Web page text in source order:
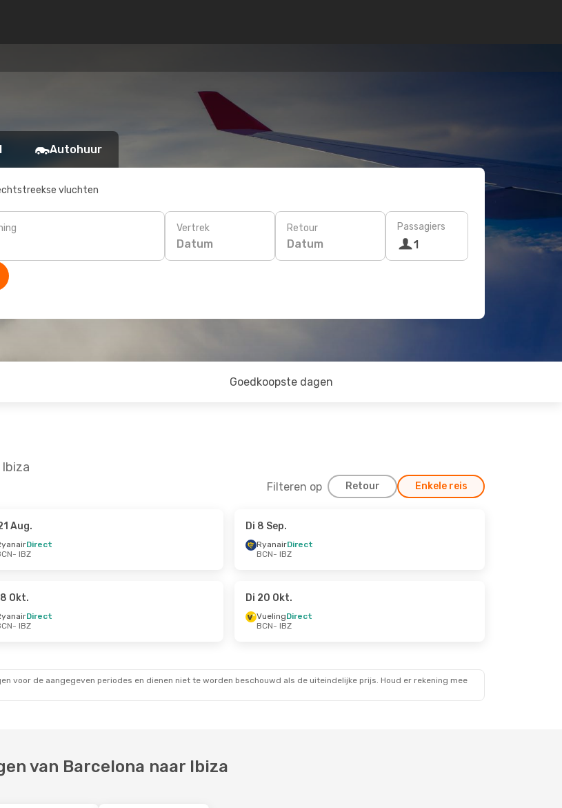
Autohuur
vluchten
Vertrek
Datum
Retour
Datum
Passagiers
1
Goedkoopste dagen
Filteren op Retour Enkele reis
- BCN
Aug.
Direct
- IBZ
Di 8 Sep.
RyanairDirect
BCN- IBZ
8 Okt.
Direct
- IBZ
Di 20 Okt.
VuelingDirect
BCN- IBZ
voor de aangegeven periodes en dienen niet te worden beschouwd als de uiteindelijke prijs. Houd er rekening mee
van Barcelona naar Ibiza